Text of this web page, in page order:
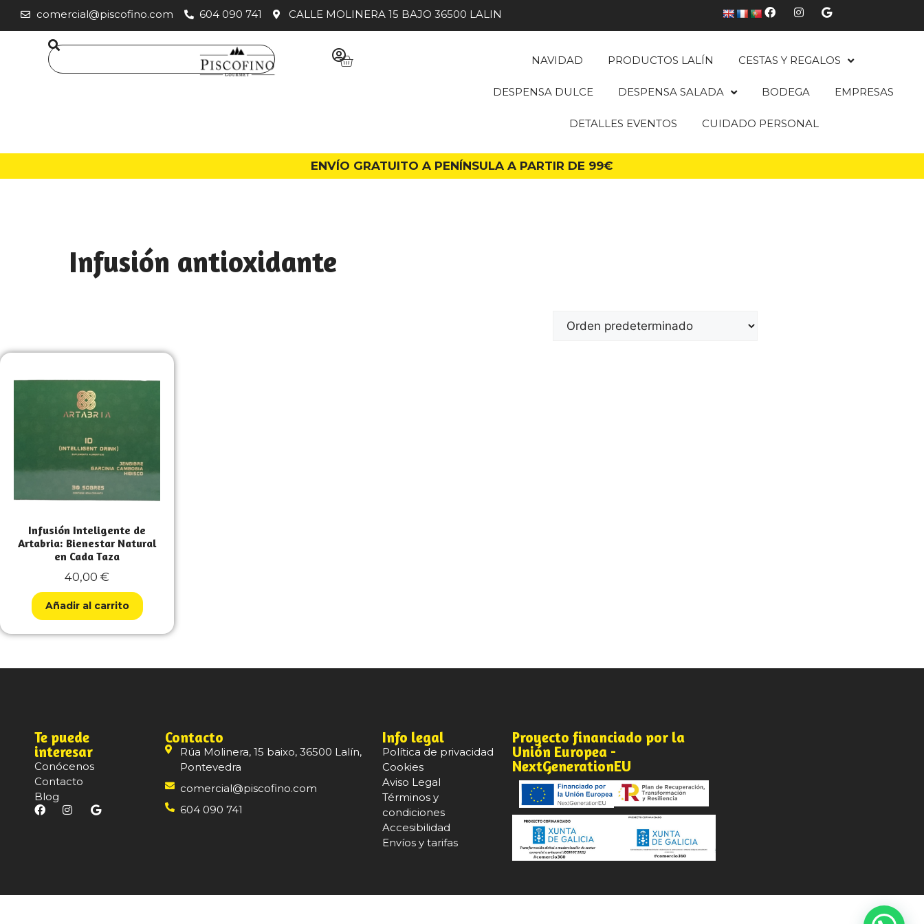
comercial@piscofino.com 604 090 741 CALLE MOLINERA 15 BAJO 36500 LALIN
NAVIDAD PRODUCTOS LALÍN CESTAS Y REGALOS
DESPENSA DULCE DESPENSA SALADA BODEGA EMPRESAS
DETALLES EVENTOS CUIDADO PERSONAL
ENVÍO GRATUITO A PENÍNSULA A PARTIR DE 99€
Infusión antioxidante
Infusión Inteligente de
Artabria: Bienestar Natural
en Cada Taza
40,00 €
Añadir al carrito
Te puede
interesar
Conócenos
Contacto
Blog
Contacto
Rúa Molinera, 15 baixo, 36500 Lalín,
Pontevedra
comercial@piscofino.com
604 090 741
Info legal
Política de privacidad
Cookies
Aviso Legal
Términos y
condiciones
Accesibilidad
Envíos y tarifas
Proyecto financiado por la
Unión Europea -
NextGenerationEU